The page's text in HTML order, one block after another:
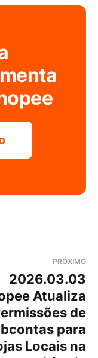
PRÓXIMO
2026.03.03
Atualiza
de
para
Locais na